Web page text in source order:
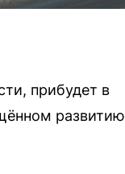
прибудет в
развитию